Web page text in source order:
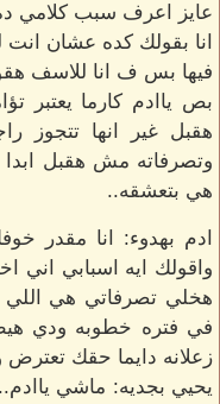
عايز اعرف سبب كلامي
انا بقولك كده عشان
فيها بس ف انا للاسف
بص ياادم كارما يعتبر
هقبل غير انها تتجوز
وتصرفاته مش هقبل
هي بتعشقه..
ادم بهدوء: انا مقدر
واقولك ايه اسبابي اني
هخلي تصرفاتي هي
في فتره خطوبه ودي
زعلانه دايما حقك تعترض
يحيي بجديه: ماشي